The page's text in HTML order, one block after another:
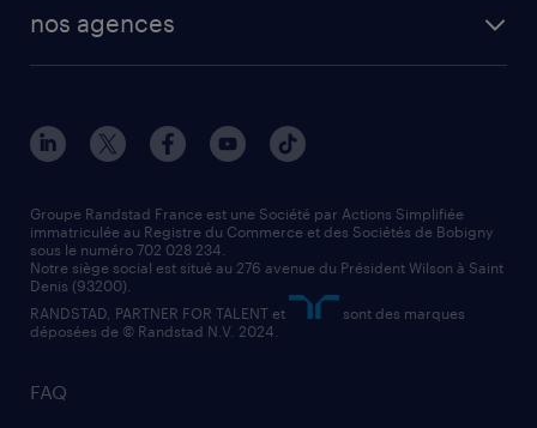
manutentionnaire
assistant administratif
comptable
solutions opérationnelles
contact entreprise
faq intérim / recrutement
nos agences
nos agences par ville
nos agences par région
nos cabinets de recrutement
FAQ
Groupe Randstad France est une Société par Actions Simplifiée
immatriculée au Registre du Commerce et des Sociétés de Bobigny
sous le numéro 702 028 234.
Notre siège social est situé au 276 avenue du Président Wilson à Saint
Denis (93200).
RANDSTAD, PARTNER FOR TALENT et
sont des marques
déposées de © Randstad N.V. 2024.